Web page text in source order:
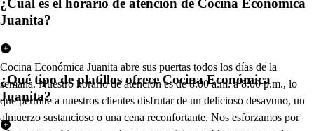
¿Cuál es el horario de atención de Cocina Económica
Juanita?
Cocina Económica Juanita abre sus puertas todos los días de la
semana. Nuestro horario de atención es de 8:00 a.m. a 8:00 p.m., lo
que permite a nuestros clientes disfrutar de un delicioso desayuno, un
almuerzo sustancioso o una cena reconfortante. Nos esforzamos por
¿Qué tipo de platillos ofrece Cocina Económica
Juanita?